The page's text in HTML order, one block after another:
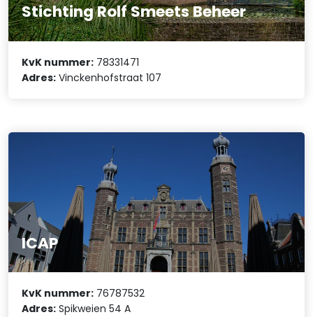
Stichting Rolf Smeets Beheer
KvK nummer: 78331471
Adres: Vinckenhofstraat 107
ICAP
KvK nummer: 76787532
Adres: Spikweien 54 A